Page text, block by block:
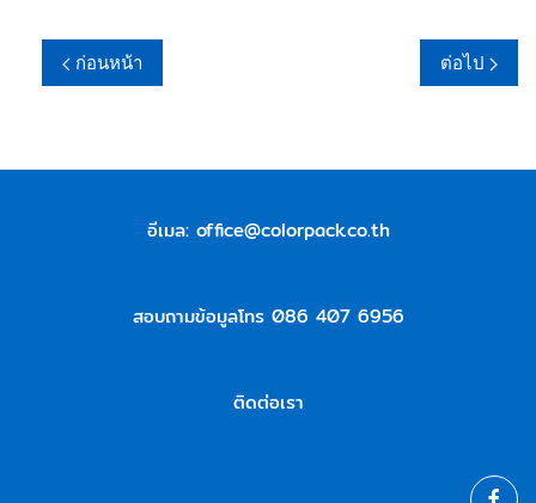
ก่อนหน้า ต่อไป
อีเมล: office@colorpack.co.th
สอบถามข้อมูลโทร 086 407 6956
ติดต่อเรา